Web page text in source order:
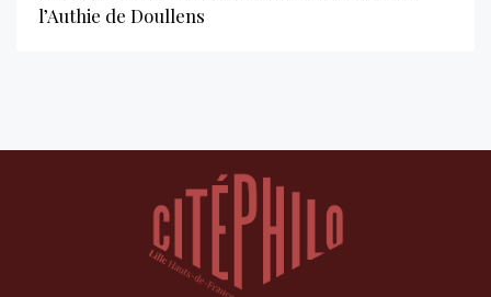
l’Authie de Doullens